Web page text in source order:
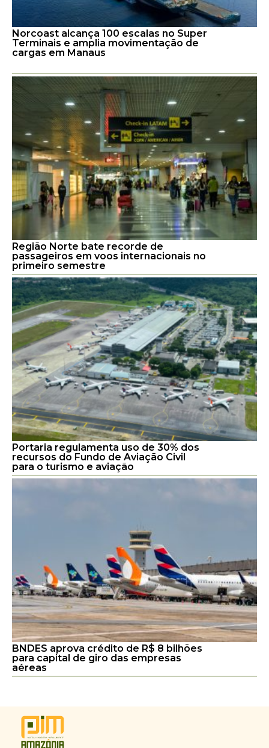
Norcoast alcança 100 escalas no Super
Terminais e amplia movimentação de
cargas em Manaus
Região Norte bate recorde de
passageiros em voos internacionais no
primeiro semestre
Portaria regulamenta uso de 30% dos
recursos do Fundo de Aviação Civil
para o turismo e aviação
BNDES aprova crédito de R$ 8 bilhões
para capital de giro das empresas
aéreas